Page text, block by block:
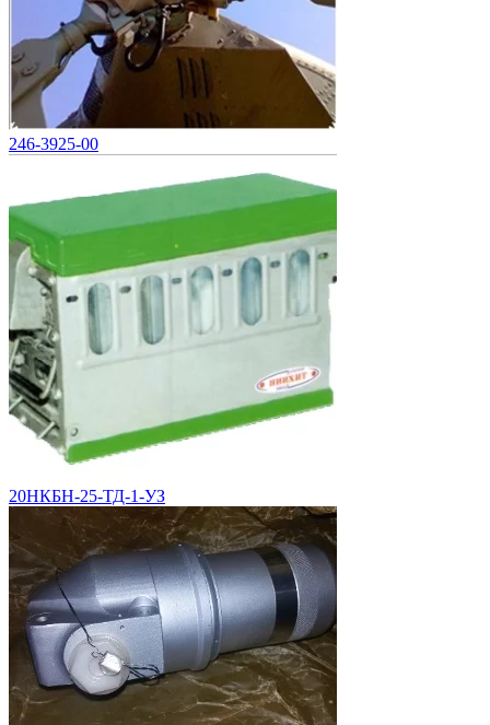
246-3925-00
20НКБН-25-ТД-1-УЗ